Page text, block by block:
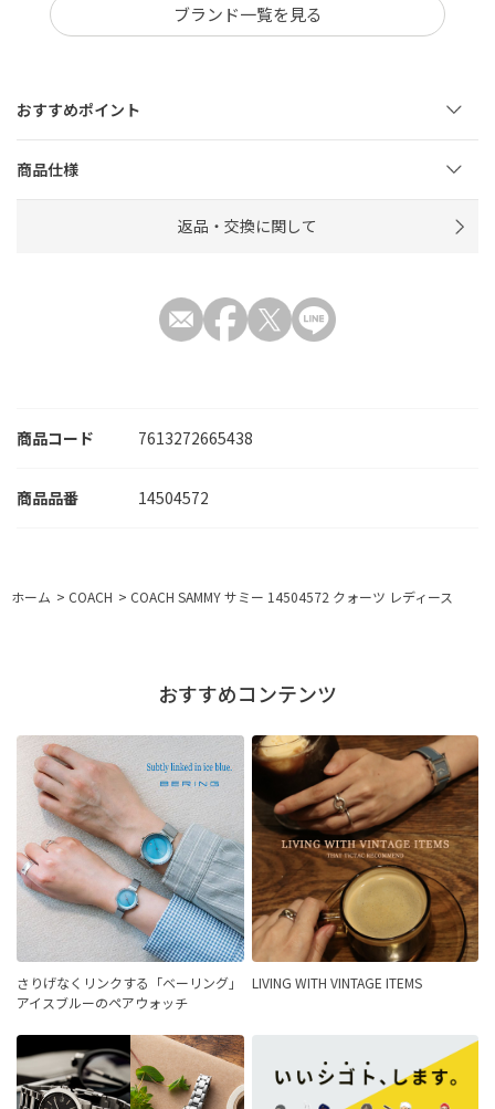
商品コード 7613272665438
14504572
ブランド一覧を見る
おすすめポイント
商品仕様
返品・交換に関して
ホーム > COACH > COACH SAMMY サミー 14504572 クォーツ レディース
おすすめコンテンツ
さりげなくリンクする「ベーリング」
アイスブルーのペアウォッチ
LIVING WITH VINTAGE ITEMS